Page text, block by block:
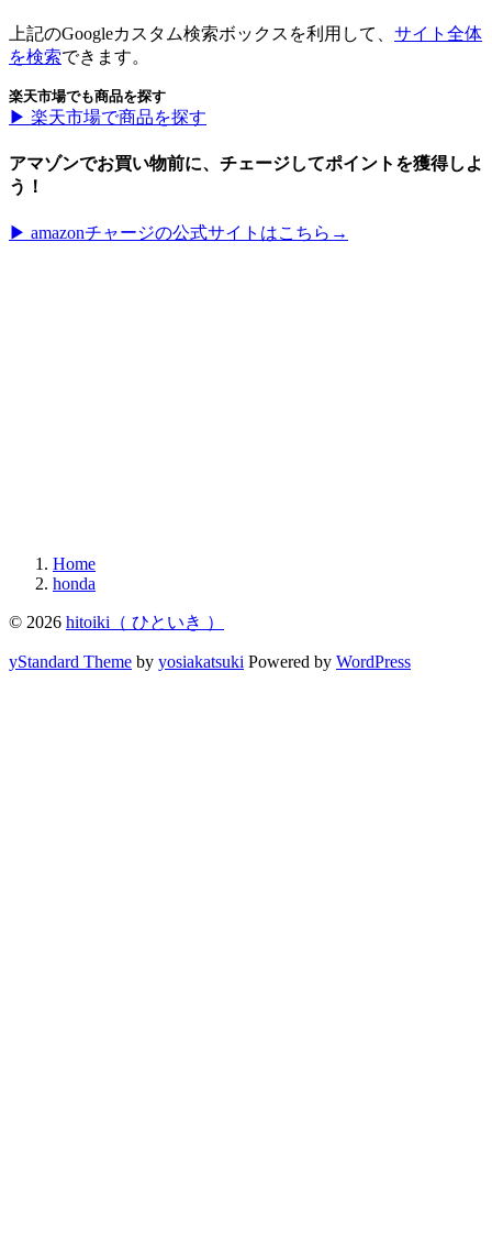
上記のGoogleカスタム検索ボックスを利用して、 サイト全体
を検索できます。
楽天市場でも商品を探す
▶︎ 楽天市場で商品を探す
アマゾンでお買い物前に、チェージしてポイントを獲得しよ
う！
▶︎ amazonチャージの公式サイトはこちら→
Home
honda
© 2026 hitoiki（ ひといき ）
yStandard Theme by yosiakatsuki Powered by WordPress